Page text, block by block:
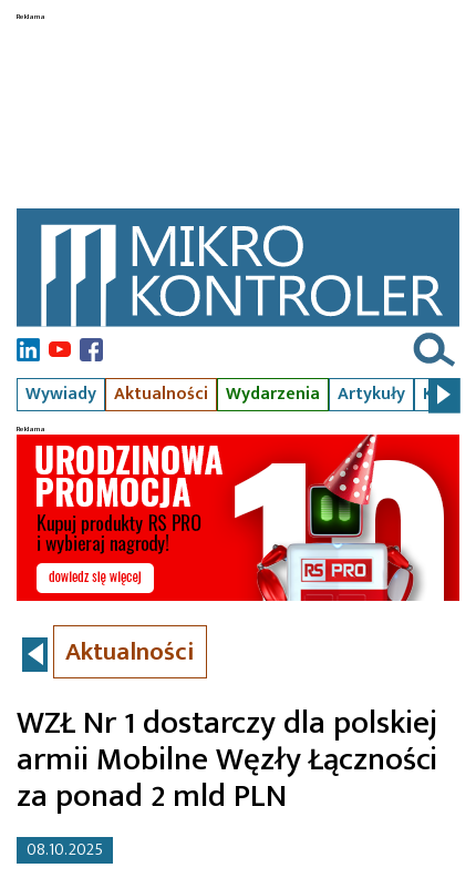
Wywiady Aktualności Wydarzenia Artykuły Kursy
Aktualności
WZŁ Nr 1 dostarczy dla polskiej
armii Mobilne Węzły Łączności
za ponad 2 mld PLN
08.10.2025